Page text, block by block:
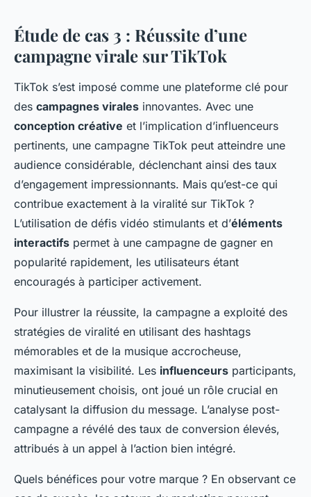
Étude de cas 3 : Réussite d’une
campagne virale sur TikTok
TikTok s’est imposé comme une plateforme clé pour
des campagnes virales innovantes. Avec une
conception créative et l’implication d’influenceurs
pertinents, une campagne TikTok peut atteindre une
audience considérable, déclenchant ainsi des taux
d’engagement impressionnants. Mais qu’est-ce qui
contribue exactement à la viralité sur TikTok ?
L’utilisation de défis vidéo stimulants et d’éléments
interactifs permet à une campagne de gagner en
popularité rapidement, les utilisateurs étant
encouragés à participer activement.
Pour illustrer la réussite, la campagne a exploité des
stratégies de viralité en utilisant des hashtags
mémorables et de la musique accrocheuse,
maximisant la visibilité. Les influenceurs participants,
minutieusement choisis, ont joué un rôle crucial en
catalysant la diffusion du message. L’analyse post-
campagne a révélé des taux de conversion élevés,
attribués à un appel à l’action bien intégré.
Quels bénéfices pour votre marque ? En observant ce